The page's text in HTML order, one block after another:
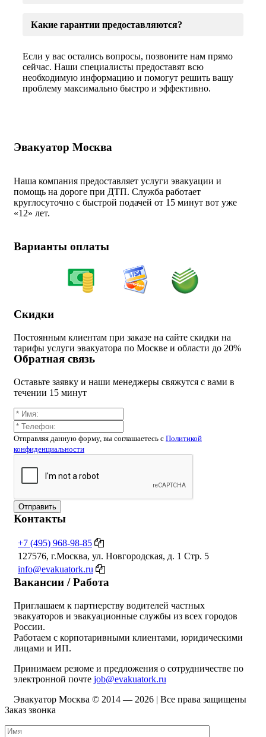
Какие гарантии предоставляются?
Если у вас остались вопросы, позвоните нам прямо
сейчас. Наши специалисты предоставят всю
необходимую информацию и помогут решить вашу
проблему максимально быстро и эффективно.
Эвакуатор Москва
Наша компания предоставляет услуги эвакуации и
помощь на дороге при ДТП. Служба работает
круглосуточно с быстрой подачей от 15 минут вот уже
«12» лет.
Варианты оплаты
Скидки
Постоянным клиентам при заказе на сайте скидки на
тарифы услуги эвакуатора по Москве и области до 20%
Обратная связь
Оставьте заявку и наши менеджеры свяжутся с вами в
течении 15 минут
Отправляя данную форму, вы соглашаетесь c Политикой
конфиденциальности
Отправить
Контакты
+7 (495) 968-98-85
127576, г.Москва, ул. Новгородская, д. 1 Стр. 5
info@evakuatork.ru
Вакансии / Работа
Приглашаем к партнерству водителей частных
эвакуаторов и эвакуационные службы из всех городов
России.
Работаем с корпотаривными клиентами, юридическими
лицами и ИП.
Принимаем резюме и предложения о сотрудничестве по
электронной почте job@evakuatork.ru
Эвакуатор Москва © 2014 — 2026 | Все права защищены
Заказ звонка